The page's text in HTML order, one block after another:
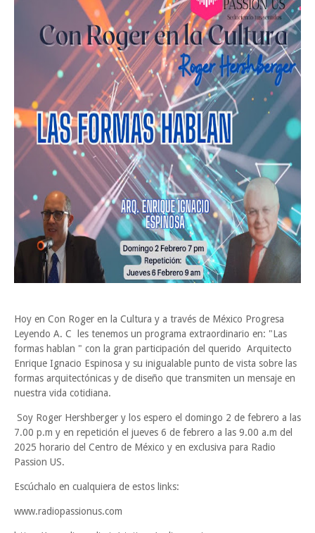
Martes en Tu Colonia Renovado acerca servicios y atención directa a
familias de Matamoros
La ONU publica Segundo Informe Subnacional de Tamaulipas
Disney reconoce a nivel mundial talento de estudiante de la UAT
Ayuntamiento entrega apoyos del programa "Ruta Segura,
la Educación"
Sabado, 8 Agosto
Hoy en Con Roger en la Cultura y a través de México Progresa
Leyendo A. C les tenemos un programa extraordinario en: "Las
formas hablan " con la gran participación del querido Arquitecto
Enrique Ignacio Espinosa y su inigualable punto de vista sobre las
formas arquitectónicas y de diseño que transmiten un mensaje en
nuestra vida cotidiana.
Soy Roger Hershberger y los espero el domingo 2 de febrero a las
7.00 p.m y en repetición el jueves 6 de febrero a las 9.00 a.m del
2025 horario del Centro de México y en exclusiva para Radio
Passion US.
Escúchalo en cualquiera de estos links:
www.radiopassionus.com